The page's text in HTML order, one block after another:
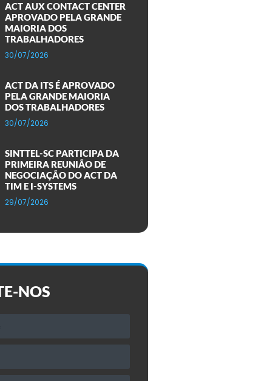
ACT AUX CONTACT CENTER
APROVADO PELA GRANDE
MAIORIA DOS
TRABALHADORES
30/07/2026
ACT DA ITS É APROVADO
PELA GRANDE MAIORIA
DOS TRABALHADORES
30/07/2026
SINTTEL-SC PARTICIPA DA
PRIMEIRA REUNIÃO DE
NEGOCIAÇÃO DO ACT DA
TIM E I-SYSTEMS
29/07/2026
NOS